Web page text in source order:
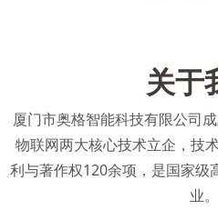
关于
厦门市奥格智能科技有限公司
物联网两大核心技术立企，技
利与著作权120余项，是国家级
业。